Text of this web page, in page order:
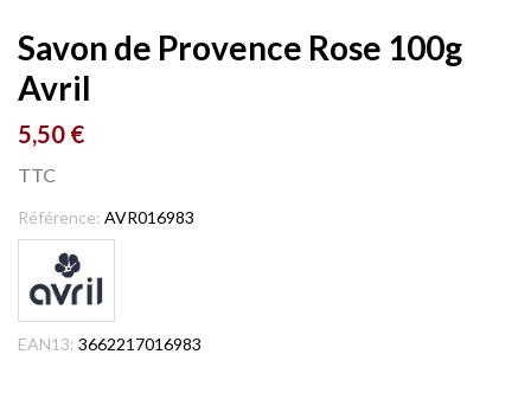
Savon de Provence Rose 100g
Avril
5,50 €
TTC
Référence: AVR016983
EAN13: 3662217016983